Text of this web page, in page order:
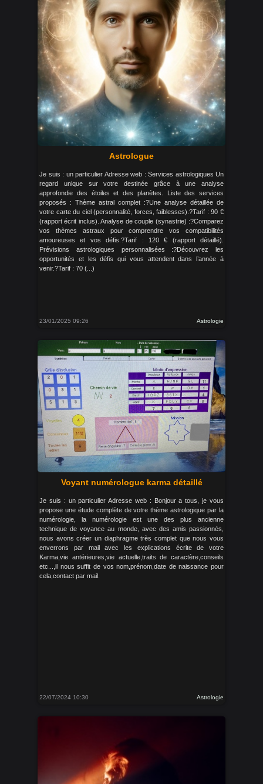
Astrologue
Je suis : un particulier Adresse web : Services astrologiques Un
regard unique sur votre destinée grâce à une analyse
approfondie des étoiles et des planètes. Liste des services
proposés : Thème astral complet :?Une analyse détaillée de
votre carte du ciel (personnalité, forces, faiblesses).?Tarif : 90 €
(rapport écrit inclus). Analyse de couple (synastrie) :?Comparez
vos thèmes astraux pour comprendre vos compatibilités
amoureuses et vos défis.?Tarif : 120 € (rapport détaillé).
Prévisions astrologiques personnalisées :?Découvrez les
opportunités et les défis qui vous attendent dans l’année à
venir.?Tarif : 70 (...)
23/01/2025 09:26 Astrologie
Voyant numérologue karma détaillé
Je suis : un particulier Adresse web : Bonjour a tous, je vous
propose une étude complète de votre thème astrologique par la
numérologie, la numérologie est une des plus ancienne
technique de voyance au monde, avec des amis passionnés,
nous avons créer un diaphragme très complet que nous vous
enverrons par mail avec les explications écrite de votre
Karma,vie antérieures,vie actuelle,traits de caractère,conseils
etc...,il nous suffit de vos nom,prénom,date de naissance pour
cela,contact par mail.
22/07/2024 10:30 Astrologie